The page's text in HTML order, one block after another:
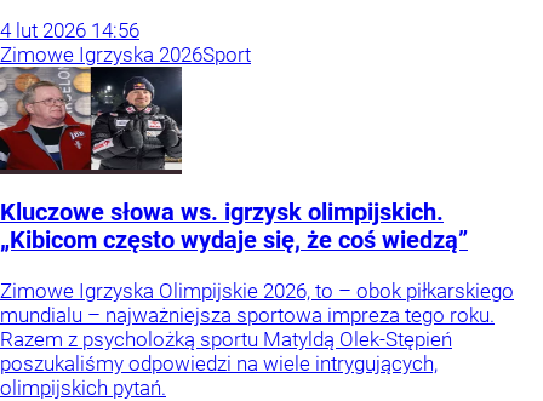
4 lut 2026 14:56
Zimowe Igrzyska 2026Sport
Kluczowe słowa ws. igrzysk olimpijskich.
„Kibicom często wydaje się, że coś wiedzą”
Zimowe Igrzyska Olimpijskie 2026, to – obok piłkarskiego
mundialu – najważniejsza sportowa impreza tego roku.
Razem z psycholożką sportu Matyldą Olek-Stępień
poszukaliśmy odpowiedzi na wiele intrygujących,
olimpijskich pytań.